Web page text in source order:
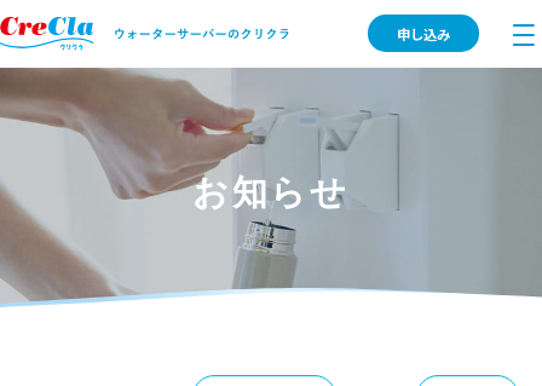
申し込み
お知らせ